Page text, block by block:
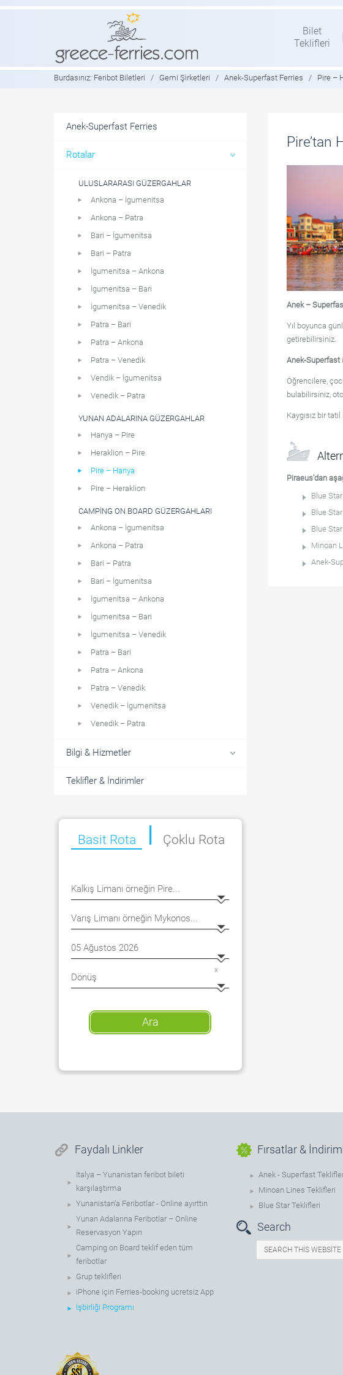
Bilet
Teklifleri
Burdasınız: Feribot Biletleri / Gemi Şirketleri / Anek-Superfast Ferries / Pire –
Pire’tan
Anek –
Yıl boyunca
getirebilirsiniz.
Anek-Superfast
Öğrencilere,
bulabilirsiniz,
Kaygısız bir
Piraeus’dan
Blue
Blue
Blue
Minoan
Anek-
Anek-Superfast Ferries
Rotalar
ULUSLARARASI GÜZERGAHLAR
Ankona – İgumenitsa
Ankona – Patra
Bari – İgumenitsa
Bari – Patra
İgumenitsa – Ankona
İgumenitsa – Bari
İgumenitsa – Venedik
Patra – Bari
Patra – Ankona
Patra – Venedik
Vendik – İgumenitsa
Venedik – Patra
YUNAN ADALARINA GÜZERGAHLAR
Hanya – Pire
Heraklion – Pire
Pire – Hanya
Pire – Heraklion
CAMPING ON BOARD GÜZERGAHLARI
Ankona – İgumenitsa
Ankona – Patra
Bari – Patra
Bari – İgumenitsa
İgumenitsa – Ankona
İgumenitsa – Bari
İgumenitsa – Venedik
Patra – Bari
Patra – Ankona
Patra – Venedik
Venedik – İgumenitsa
Venedik – Patra
Bilgi & Hizmetler
Teklifler & İndirimler
Basit Rota
x
Ara
Çoklu Rota
Faydalı Linkler
İtalya – Yunanistan feribot bileti
karşılaştırma
Yunanistan’a Feribotlar - Online ayırttın
Yunan Adalarına Feribotlar – Online
Reservasyon Yapın
Camping on Board teklif eden tüm
feribotlar
Grup teklifleri
iPhone için Ferries-booking ucretsiz App
İşbirliği Programı
Fırsatlar &
Anek - Superfast
Minoan Lines Teklifleri
Blue Star Teklifleri
Search